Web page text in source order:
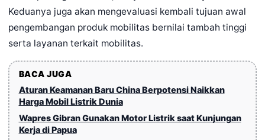
Keduanya juga akan mengevaluasi kembali tujuan awal
pengembangan produk mobilitas bernilai tambah tinggi
serta layanan terkait mobilitas.
BACA JUGA
Aturan Keamanan Baru China Berpotensi Naikkan
Harga Mobil Listrik Dunia
Wapres Gibran Gunakan Motor Listrik saat Kunjungan
Kerja di Papua